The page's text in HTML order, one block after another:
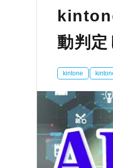
動判定
kintone